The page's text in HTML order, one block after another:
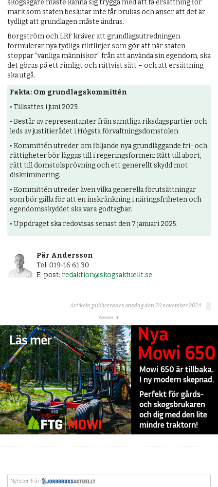
skogsägare måste känna sig trygga med att få ersättning för
mark som staten beslutar inte får brukas och anser att det är
tydligt att grundlagen måste ändras.
Borgström och LRF kräver att grundlagsutredningen
formulerar nya tydliga riktlinjer som gör att när staten
stoppar ”vanliga människor” från att använda sin egendom, ska
det göras på ett rimligt och rättvist sätt – och att ersättning
ska utgå.
Fakta: Om grundlagskommittén
• Tillsattes i juni 2023.
• Består av representanter från samtliga riksdagspartier och
leds av justitierådet i Högsta förvaltningsdomstolen.
• Kommittén utreder om följande nya grundläggande fri- och
rättigheter bör läggas till i regeringsformen: Rätt till abort,
rätt till domstolsprövning och ett generellt skydd mot
diskriminering.
• Kommittén utreder även vilka generella förutsättningar
som bör gälla för att en inskränkning i näringsfriheten och
egendomsskyddet ska vara godtagbar.
• Uppdraget ska redovisas senast den 7 januari 2025.
Pär Andersson
Tel: 019-16 61 30
E-post: redaktion@skogsaktuellt.se
Artikeln publicerades onsdag den 20 november 2024